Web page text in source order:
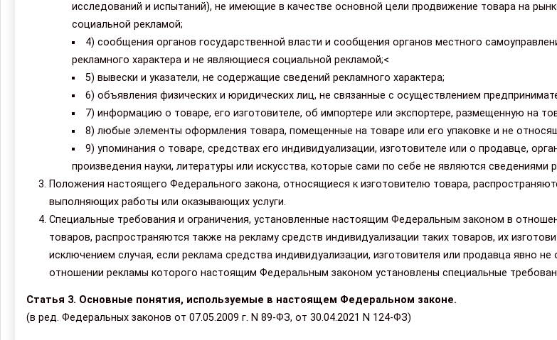
исследований и испытаний), не имеющие в качестве основной цели продвижение товара на
социальной рекламой;
4) сообщения органов государственной власти и сообщения органов местного
рекламного характера и не являющиеся социальной рекламой;<
5) вывески и указатели, не содержащие сведений рекламного характера;
6) объявления физических и юридических лиц, не связанные с осуществлением
7) информацию о товаре, его изготовителе, об импортере или экспортере, размещенную на
8) любые элементы оформления товара, помещенные на товаре или его упаковке и не
9) упоминания о товаре, средствах его индивидуализации, изготовителе или о продавце,
произведения науки, литературы или искусства, которые сами по себе не являются сведениями
Положения настоящего Федерального закона, относящиеся к изготовителю товара,
выполняющих работы или оказывающих услуги.
Специальные требования и ограничения, установленные настоящим Федеральным законом в
товаров, распространяются также на рекламу средств индивидуализации таких товаров, их
исключением случая, если реклама средства индивидуализации, изготовителя или продавца явно не
отношении рекламы которого настоящим Федеральным законом установлены специальные
Статья 3. Основные понятия, используемые в настоящем Федеральном законе.
(в ред. Федеральных законов от 07.05.2009 г. N 89-ФЗ, от 30.04.2021 N 124-ФЗ)